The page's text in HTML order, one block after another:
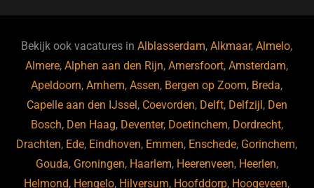
b
o
o
k
ky dI
n
Bekijk ook vacatures inAlblasserdam,Alkmaar,Almelo,
Almere,Alphen aan den Rijn,Amersfoort,Amsterdam,
Apeldoorn,Arnhem,Assen, Bergen op Zoom, Breda,
Capelle aan den IJssel, Coevorden, Delft, Delfzijl, Den
Bosch, Den Haag, Deventer, Doetinchem, Dordrecht,
Drachten, Ede, Eindhoven, Emmen, Enschede, Gorinchem,
Gouda, Groningen, Haarlem, Heerenveen, Heerlen,
Helmond, Hengelo, Hilversum, Hoofddorp, Hoogeveen,